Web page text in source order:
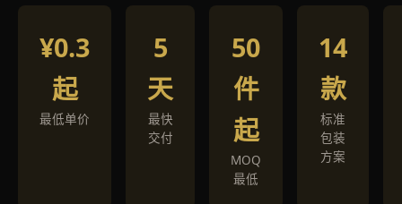
¥0.3
起
最低单价
5
天
最快
交付
50
件
起
MOQ
最低
14
款
标准
包装
方案